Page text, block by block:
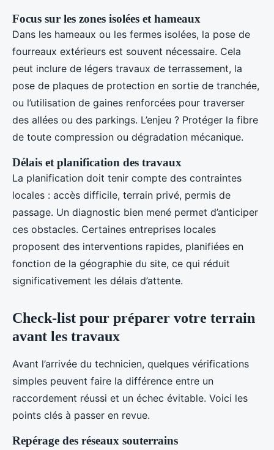
Focus sur les zones isolées et hameaux
Dans les hameaux ou les fermes isolées, la pose de
fourreaux extérieurs est souvent nécessaire. Cela
peut inclure de légers travaux de terrassement, la
pose de plaques de protection en sortie de tranchée,
ou l’utilisation de gaines renforcées pour traverser
des allées ou des parkings. L’enjeu ? Protéger la fibre
de toute compression ou dégradation mécanique.
Délais et planification des travaux
La planification doit tenir compte des contraintes
locales : accès difficile, terrain privé, permis de
passage. Un diagnostic bien mené permet d’anticiper
ces obstacles. Certaines entreprises locales
proposent des interventions rapides, planifiées en
fonction de la géographie du site, ce qui réduit
significativement les délais d’attente.
Check-list pour préparer votre terrain
avant les travaux
Avant l’arrivée du technicien, quelques vérifications
simples peuvent faire la différence entre un
raccordement réussi et un échec évitable. Voici les
points clés à passer en revue.
Repérage des réseaux souterrains